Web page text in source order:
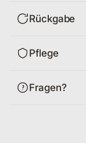
Rückgabe
Pflege
Fragen?